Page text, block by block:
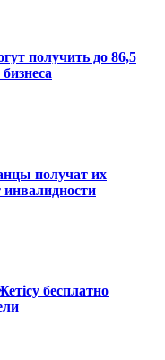
получить до 86,5
получат их
инвалидности
бесплатно